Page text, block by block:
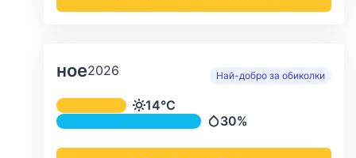
ное2026 Най-добро за обиколки
Средна месечна температура и
Температура
14°C
Валежи
30%